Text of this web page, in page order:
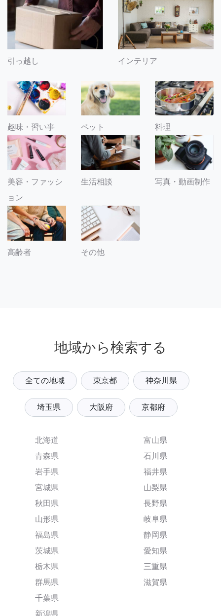
引っ越し インテリア
趣味・習い事 ペット 料理
美容・ファッシ
ョン
生活相談 写真・動画制作
高齢者 その他
地域から検索する
全ての地域 東京都 神奈川県
埼玉県 大阪府 京都府
北海道
青森県
岩手県
宮城県
秋田県
山形県
福島県
茨城県
栃木県
群馬県
千葉県
新潟県
富山県
石川県
福井県
山梨県
長野県
岐阜県
静岡県
愛知県
三重県
滋賀県